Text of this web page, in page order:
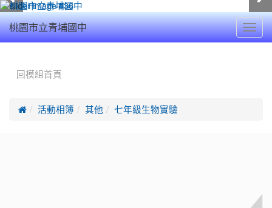
桃園市立青埔國中
回模組首頁
 活動相簿 其他 七年級生物實驗